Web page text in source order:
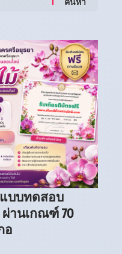
บบทดสอบ
ผ่านเกณฑ์ 70
อ